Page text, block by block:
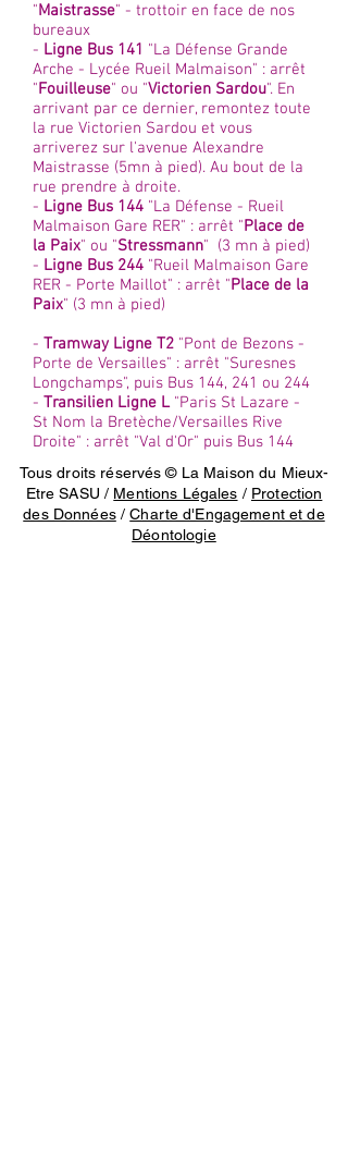
"Maistrasse" - trottoir en face de nos
bureaux
- Ligne Bus 141 "La Défense Grande
Arche - Lycée Rueil Malmaison" : arrêt
"Fouilleuse" ou "Victorien Sardou". En
arrivant par ce dernier, remontez toute
la rue Victorien Sardou et vous
arriverez sur l'avenue Alexandre
Maistrasse (5mn à pied). Au bout de la
rue prendre à droite.
- Ligne Bus 144 "La Défense - Rueil
Malmaison Gare RER" : arrêt "Place de
la Paix" ou "Stressmann" (3 mn à pied)
- Ligne Bus 244 "Rueil Malmaison Gare
RER - Porte Maillot" : arrêt "Place de la
Paix" (3 mn à pied)
- Tramway Ligne T2 "Pont de Bezons -
Porte de Versailles" : arrêt "Suresnes
Longchamps", puis Bus 144, 241 ou 244
- Transilien Ligne L"Paris St Lazare -
St Nom la Bretèche/Versailles Rive
Droite" : arrêt "Val d'Or" puis Bus 144
Tous droits réservés © La Maison du Mieux-
Etre SASU / Mentions Légales / Protection
des Données/Charte d'Engagement et de
Déontologie